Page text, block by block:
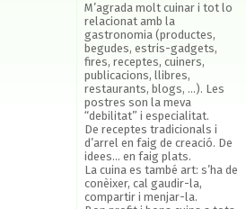
M’agrada molt cuinar i tot lo
relacionat amb la
gastronomia (productes,
begudes, estris-gadgets,
fires, receptes, cuiners,
publicacions, llibres,
restaurants, blogs, ...). Les
postres son la meva
“debilitat” i especialitat.
De receptes tradicionals i
d’arrel en faig de creació. De
idees... en faig plats.
La cuina es també art: s’ha de
conèixer, cal gaudir-la,
compartir i menjar-la.